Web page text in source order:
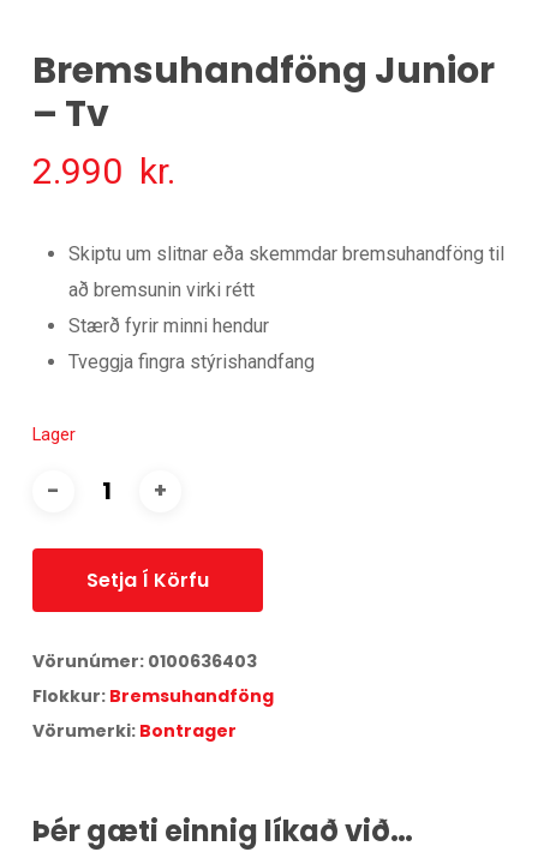
Bremsuhandföng Junior
– Tv
2.990 kr.
Skiptu um slitnar eða skemmdar bremsuhandföng til
að bremsunin virki rétt
Stærð fyrir minni hendur
Tveggja fingra stýrishandfang
Lager
Setja Í Körfu
Vörunúmer: 0100636403
Flokkur: Bremsuhandföng
Vörumerki: Bontrager
Þér gæti einnig líkað við…